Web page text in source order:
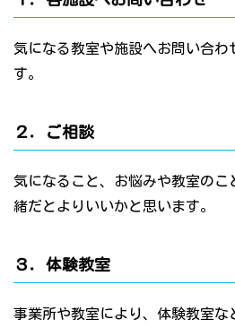
気になる教室や施設へお問い合わ
す。
２．ご相談
気になること、お悩みや教室のこ
緒だとよりいいかと思います。
３．体験教室
事業所や教室により、体験教室な